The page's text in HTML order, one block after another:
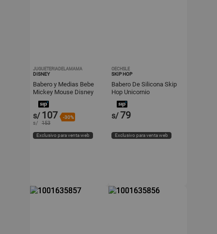
JUGUETERIADELAMAMA
DISNEY
Babero y Medias Bebe
Mickey Mouse Disney
Store
s/ 107 -30%
s/ 153
Exclusivo para venta web
OECHSLE
SKIP HOP
Babero De Silicona Skip
Hop Unicornio
s/79
Exclusivo para venta web